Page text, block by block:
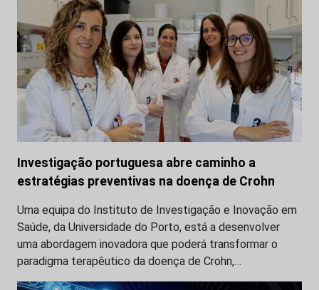
Investigação portuguesa abre caminho a
estratégias preventivas na doença de Crohn
Uma equipa do Instituto de Investigação e Inovação em
Saúde, da Universidade do Porto, está a desenvolver
uma abordagem inovadora que poderá transformar o
paradigma terapêutico da doença de Crohn,…